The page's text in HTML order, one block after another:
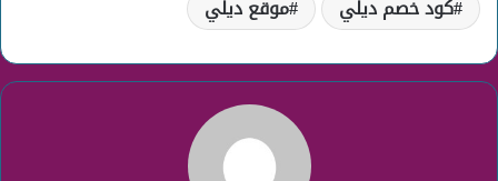
كود خصم ديلي
موقع ديلي